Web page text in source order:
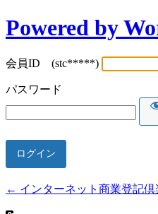
Powered by
会員ID (stc*****)
パスワード
← インターネット商業登記倶